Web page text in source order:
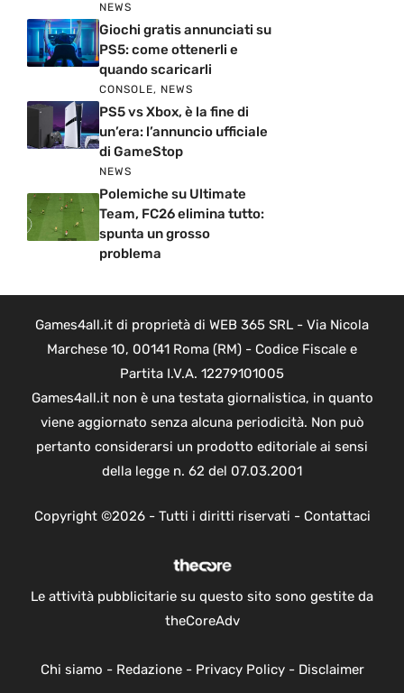
NEWS
Giochi gratis annunciati su
PS5: come ottenerli e
quando scaricarli
CONSOLE, NEWS
PS5 vs Xbox, è la fine di
un’era: l’annuncio ufficiale
di GameStop
NEWS
Polemiche su Ultimate
Team, FC26 elimina tutto:
spunta un grosso
problema
Games4all.it di proprietà di WEB 365 SRL - Via Nicola
Marchese 10, 00141 Roma (RM) - Codice Fiscale e
Partita I.V.A. 12279101005
Games4all.it non è una testata giornalistica, in quanto
viene aggiornato senza alcuna periodicità. Non può
pertanto considerarsi un prodotto editoriale ai sensi
della legge n. 62 del 07.03.2001
Copyright ©2026 - Tutti i diritti riservati - Contattaci
Le attività pubblicitarie su questo sito sono gestite da
theCoreAdv
Chi siamo - Redazione- Privacy Policy- Disclaimer